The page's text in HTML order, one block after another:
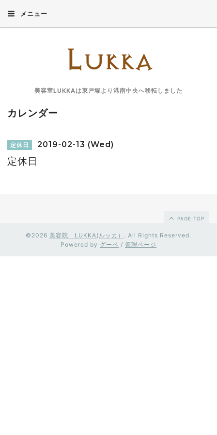
メニュー
美容室LUKKAは東戸塚より港南中央へ移転しました
カレンダー
定休日 2019-02-13 (Wed)
定休日
PAGE TOP
©2026 美容院 LUKKA(ルッカ） . All Rights Reserved.
Powered by グーペ / 管理ページ